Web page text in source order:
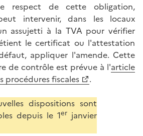
respect de cette obligation,
intervenir, dans les locaux
assujetti à la TVA pour vérifier
le certificat ou l'attestation
appliquer l'amende. Cette
de contrôle est prévue à l'article
procédures fiscales
.
dispositions sont
depuis le 1er janvier